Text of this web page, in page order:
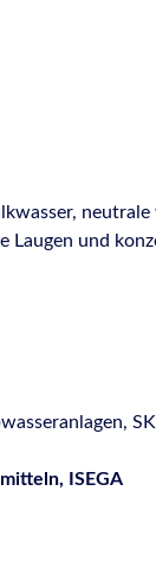
Laugen und
ISEGA